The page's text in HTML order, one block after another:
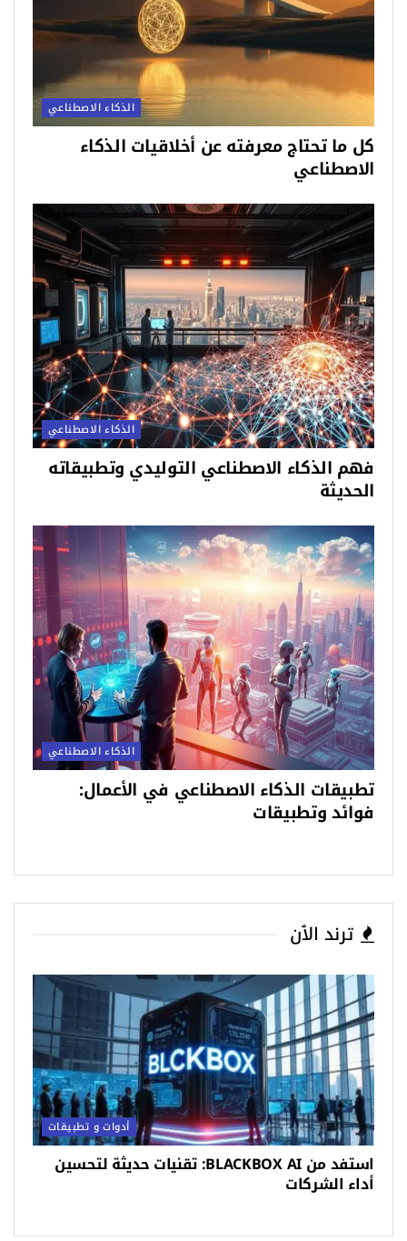
الذكاء الاصطناعي
كل ما تحتاج معرفته عن أخلاقيات الذكاء
الاصطناعي
الذكاء الاصطناعي
فهم الذكاء الاصطناعي التوليدي وتطبيقاته
الحديثة
الذكاء الاصطناعي
تطبيقات الذكاء الاصطناعي في الأعمال:
فوائد وتطبيقات
ترند الٱن
أدوات و تطبيقات
استفد من BLACKBOX AI: تقنيات حديثة لتحسين
أداء الشركات